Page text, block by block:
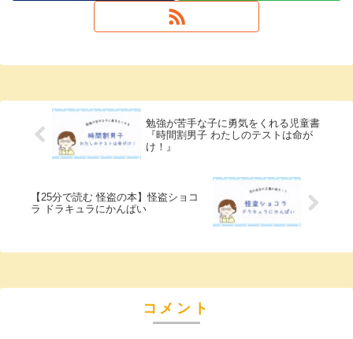
勉強が苦手な子に勇気をくれる児童書
『時間割男子 わたしのテストは命が
け！』
【25分で読む 怪盗の本】怪盗ショコ
ラ ドラキュラにかんぱい
コメント